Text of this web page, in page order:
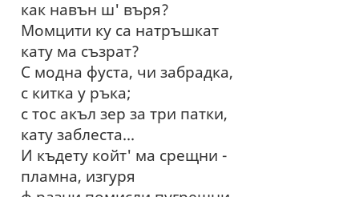
как навън ш' въря?
Момцити ку са натръшкат
кату ма съзрат?
С модна фуста, чи забрадка,
с китка у ръка;
с тос акъл зер за три патки,
кату заблеста...
И къдету койт' ма срещни -
пламна, изгуря